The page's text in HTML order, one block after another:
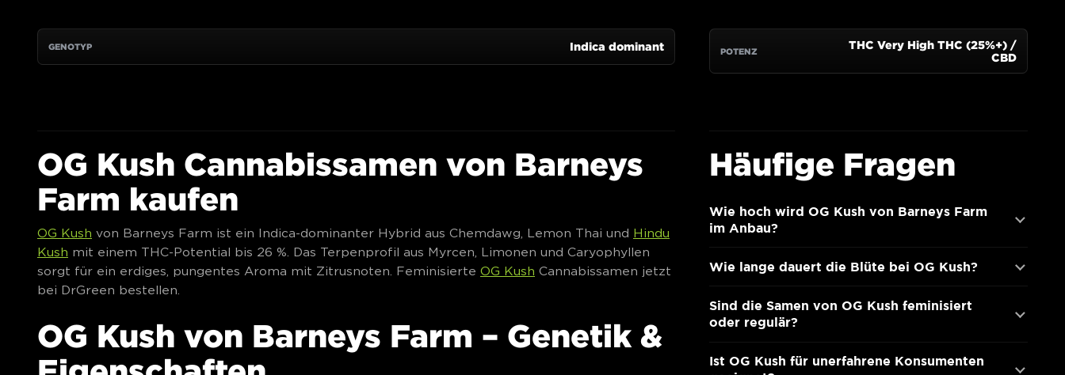
OG Kush Cannabissamen von Barneys
Farm kaufen
OG Kush von Barneys Farm ist ein Indica-dominanter Hybrid aus Chemdawg, Lemon Thai und Hindu
Kush mit einem THC-Potential bis 26 %. Das Terpenprofil aus Myrcen, Limonen und Caryophyllen
sorgt für ein erdiges, pungentes Aroma mit Zitrusnoten. Feminisierte OG Kush Cannabissamen jetzt
bei DrGreen bestellen.
OG Kush von Barneys Farm – Genetik &
Häufige Fragen
Wie hoch wird OG Kush von Barneys Farm
im Anbau?
Wie lange dauert die Blüte bei OG Kush?
Sind die Samen von OG Kush feminisiert
oder regulär?
Ist OG Kush für unerfahrene Konsumenten